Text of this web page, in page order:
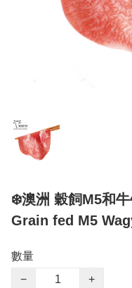
❄️澳洲 穀飼M5和
Grain fed M5
數量
−
+